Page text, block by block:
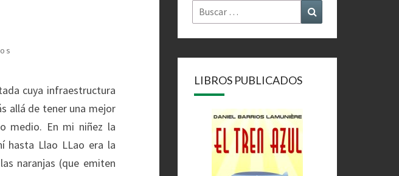
cuya infraestructura
allá de tener una mejor
medio. En mi niñez la
hasta Llao LLao era la
naranjas (que emiten
Buscar
por:
LIBROS PUBLICADOS